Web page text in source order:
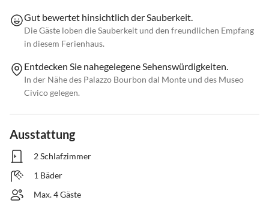
Gut bewertet hinsichtlich der Sauberkeit.
Die Gäste loben die Sauberkeit und den freundlichen Empfang
in diesem Ferienhaus.
Entdecken Sie nahegelegene Sehenswürdigkeiten.
In der Nähe des Palazzo Bourbon dal Monte und des Museo
Civico gelegen.
Ausstattung
2 Schlafzimmer
1 Bäder
Max. 4 Gäste